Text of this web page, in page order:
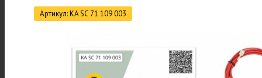
Артикул: KA SC 71 109 003